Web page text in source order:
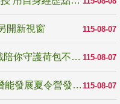
115-08-07
115-08-07
反詐騙宣導_防詐有道，霹靂布袋戲陪你守護荷包不受騙
115-08-07
跨越限制，探索潛能！115年多元潛能發展夏令營發掘生命無限可能